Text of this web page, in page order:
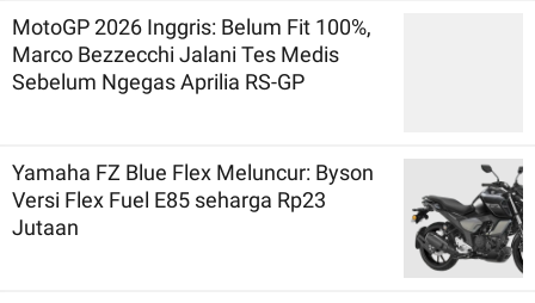
MotoGP 2026 Inggris: Belum Fit 100%,
Marco Bezzecchi Jalani Tes Medis
Sebelum Ngegas Aprilia RS-GP
Yamaha FZ Blue Flex Meluncur: Byson
Versi Flex Fuel E85 seharga Rp23
Jutaan